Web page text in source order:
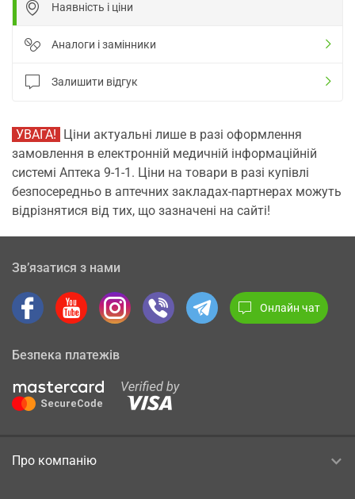
Наявність і ціни
Аналоги і замінники
Залишити відгук
УВАГА! Ціни актуальні лише в разі оформлення
замовлення в електронній медичній інформаційній
системі Аптека 9-1-1. Ціни на товари в разі купівлі
безпосередньо в аптечних закладах-партнерах можуть
відрізнятися від тих, що зазначені на сайті!
Зв’язатися з нами
Онлайн чат
Безпека платежів
Про компанію